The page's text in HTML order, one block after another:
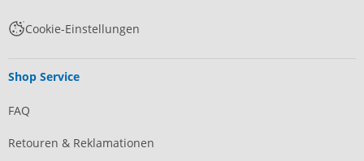
Cookie-Einstellungen
Shop Service
FAQ
Retouren & Reklamationen